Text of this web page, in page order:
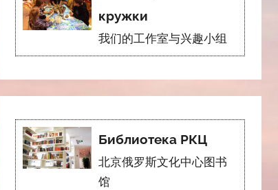
кружки
我们的工作室与兴趣小组
Библиотека РКЦ
北京俄罗斯文化中心图书
馆